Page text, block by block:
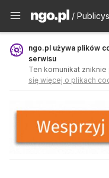
Publicystyka
/
ngo.pl używa plików
serwisu
Ten komunikat
się więcej o plikach